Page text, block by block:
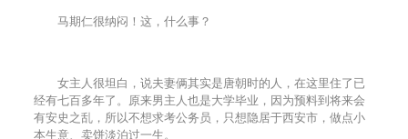
马期仁很纳闷！这，什么事？
女主人很坦白，说夫妻俩其实是唐朝时的人，在这里住了已
经有七百多年了。原来男主人也是大学毕业，因为预料到将来会
有安史之乱，所以不想求考公务员，只想隐居于西安市，做点小
本生意、卖饼淡泊过一生。